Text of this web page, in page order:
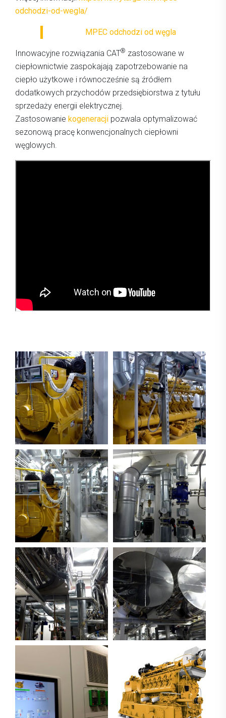
odchodzi-od-wegla/
MPEC odchodzi od węgla
Innowacyjne rozwiązania CAT® zastosowane w
ciepłownictwie zaspokajają zapotrzebowanie na
ciepło użytkowe i równocześnie są źródłem
dodatkowych przychodów przedsiębiorstwa z tytułu
sprzedaży energii elektrycznej.
Zastosowanie kogeneracji pozwala optymalizować
sezonową pracę konwencjonalnych ciepłowni
węglowych.